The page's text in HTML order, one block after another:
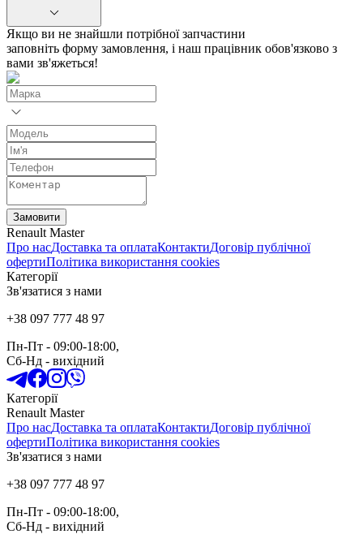
Якщо ви не знайшли потрібної запчастини
заповніть форму замовлення, і наш працівник обов'язково з
вами зв'яжеться!
Замовити
Renault Master
Про насДоставка та оплатаКонтактиДоговір публічної
офертиПолітика використання cookies
Категорії
Зв'язатися з нами
+38 097 777 48 97
Пн-Пт - 09:00-18:00,
Сб-Нд - вихідний
Категорії
Renault Master
Про насДоставка та оплатаКонтактиДоговір публічної
офертиПолітика використання cookies
Зв'язатися з нами
+38 097 777 48 97
Пн-Пт - 09:00-18:00,
Сб-Нд - вихідний